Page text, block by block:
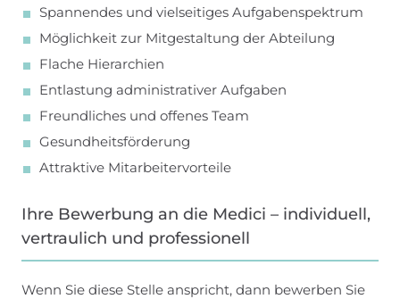
Spannendes und vielseitiges Aufgabenspektrum
Möglichkeit zur Mitgestaltung der Abteilung
Flache Hierarchien
Entlastung administrativer Aufgaben
Freundliches und offenes Team
Gesundheitsförderung
Attraktive Mitarbeitervorteile
Ihre Bewerbung an die Medici – individuell,
vertraulich und professionell
Wenn Sie diese Stelle anspricht, dann bewerben Sie